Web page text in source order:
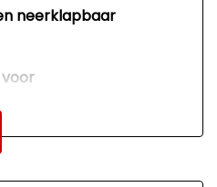
neerklapbaar